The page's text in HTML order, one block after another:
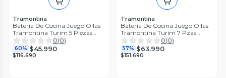
Tramontina
Batería De Cocina Juego Ollas
Tramontina Turim 5 Piezas
Rojo
0(0)
60% $45.990
$116.690
Tramontina
Batería De Cocina Juego Ollas
Tramontina Turim 7 Pzas
Negro
0(0)
57% $63.990
$151.690